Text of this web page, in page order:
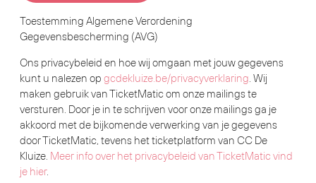
Toestemming Algemene Verordening
Gegevensbescherming (AVG)
Ons privacybeleid en hoe wij omgaan met jouw gegevens
kunt u nalezen op gcdekluize.be/privacyverklaring. Wij
maken gebruik van TicketMatic om onze mailings te
versturen. Door je in te schrijven voor onze mailings ga je
akkoord met de bijkomende verwerking van je gegevens
door TicketMatic, tevens het ticketplatform van CC De
Kluize. Meer info over het privacybeleid van TicketMatic vind
je hier.